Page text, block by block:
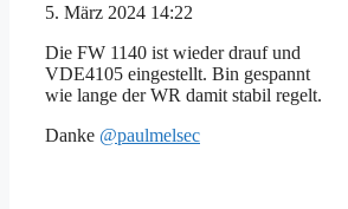
5. März 2024 14:22
Die FW 1140 ist wieder drauf und
VDE4105 eingestellt. Bin gespannt
wie lange der WR damit stabil regelt.
Danke @paulmelsec